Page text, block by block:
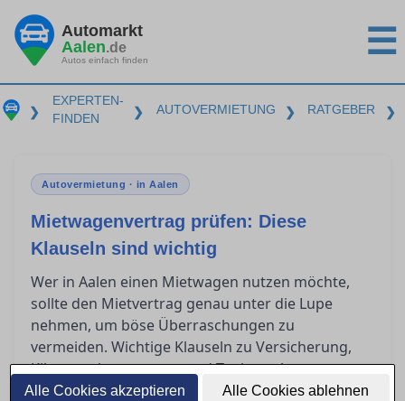
Alle Cookies akzeptieren Alle Cookies ablehnen
Automarkt
Aalen.de
Autos einfach finden ☰
❯
EXPERTEN-
FINDEN
❯ AUTOVERMIETUNG ❯ RATGEBER ❯
Autovermietung · in Aalen
Mietwagenvertrag prüfen: Diese
Klauseln sind wichtig
Wer in Aalen einen Mietwagen nutzen möchte,
sollte den Mietvertrag genau unter die Lupe
nehmen, um böse Überraschungen zu
vermeiden. Wichtige Klauseln zu Versicherung,
Kilometerbegrenzung und Tankregelungen
können erheblichen Einfluss auf die endgültigen